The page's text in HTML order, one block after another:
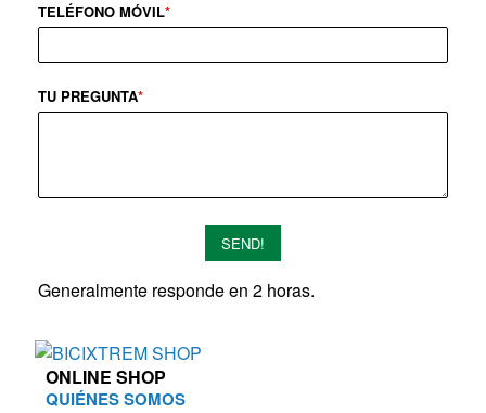
TELÉFONO MÓVIL*
TU PREGUNTA*
SEND!
Generalmente responde en 2 horas.
ONLINE SHOP
QUIÉNES SOMOS